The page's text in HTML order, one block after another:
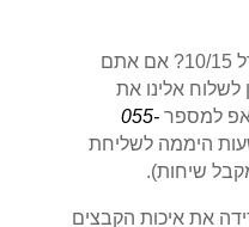
שולחים תמונות להדפסה בגודל 10/15? אם אתם
לשלוח אלינו את
למספר 055-
היממה לשליחת
שיחות).
את איכות הקבצים